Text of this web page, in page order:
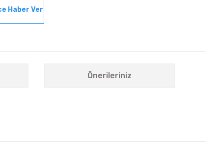
Haber Ver
Önerileriniz